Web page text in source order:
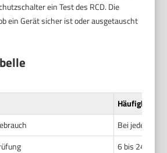
ein Test des RCD. Die
ein Gerät sicher ist oder ausgetauscht
Häufigkeit
Bei jedem
6 bis 24